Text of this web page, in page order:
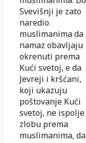
Svevišnji je zato
naredio
muslimanima da
namaz obavljaju
okrenuti prema
Kući svetoj, e da
Jevreji i kršćani,
koji ukazuju
poštovanje Kući
svetoj, ne ispolje
zlobu prema
muslimanima,